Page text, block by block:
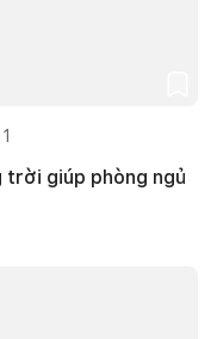
giúp phòng ngủ